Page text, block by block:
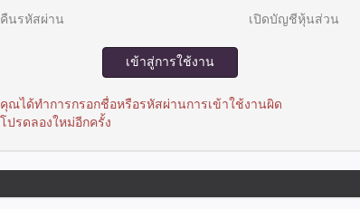
คืนรหัสผ่าน
เปิดบัญชีหุ้นส่วน
เข้าสู่การใช้งาน
คุณได้ทำการกรอกชื่อหรือรหัสผ่านการเข้าใช้งานผิด
โปรดลองใหม่อีกครั้ง